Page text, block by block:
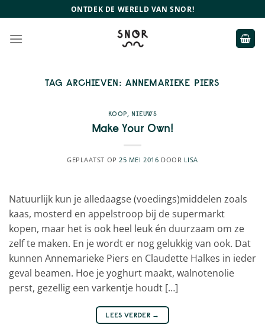
naar
inhoud
ONTDEK DE WERELD VAN SNOR!
TAG ARCHIEVEN:ANNEMARIEKE PIERS
KOOP, NIEUWS
Make Your Own!
GEPLAATST OP 25 MEI 2016 DOOR LISA
Natuurlijk kun je alledaagse (voedings)middelen zoals
kaas, mosterd en appelstroop bij de supermarkt
kopen, maar het is ook heel leuk én duurzaam om ze
zelf te maken. En je wordt er nog gelukkig van ook. Dat
kunnen Annemarieke Piers en Claudette Halkes in ieder
geval beamen. Hoe je yoghurt maakt, walnotenolie
perst, gezellig een varkentje houdt […]
LEES VERDER →